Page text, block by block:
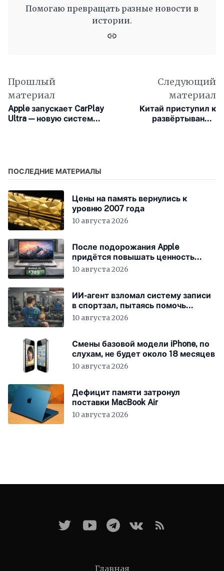
Помогаю превращать разные новости в
истории.
Прошлый
материал
Apple запускает CarPlay
Ultra — новую систему
Следующий
материал
Китай приступил к
развёртыванию
ПОСЛЕДНИЕ МАТЕРИАЛЫ
Цены на память вернулись к
уровню 2007 года
10 августа 2026
После подорожания Apple
придётся повышать ценность
устройств
10 августа 2026
ИИ-агент взломал систему записи
в спортзал, пытаясь помочь
пользователю
10 августа 2026
Смены базовой модели iPhone, по
слухам, не будет около 18 месяцев
10 августа 2026
Дефицит памяти затронул
поставки MacBook Air
10 августа 2026
Главная